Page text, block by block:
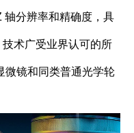
轴分辨率和精确度，具
术广受业界认可的所
微镜和同类普通光学轮